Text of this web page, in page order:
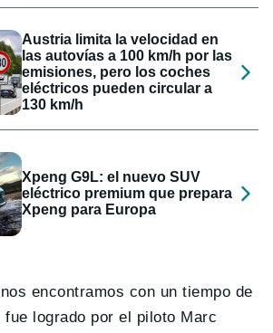
Austria limita la velocidad en
las autovías a 100 km/h por las
emisiones, pero los coches
eléctricos pueden circular a
130 km/h
Xpeng G9L: el nuevo SUV
eléctrico premium que prepara
Xpeng para Europa
encontramos con un tiempo de
fue logrado por el piloto Marc